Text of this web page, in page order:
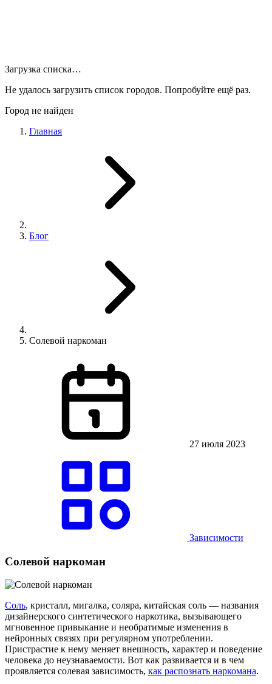
Загрузка списка…
Не удалось загрузить список городов. Попробуйте ещё раз.
Город не найден
Главная
Блог
Солевой наркоман
27 июля 2023
Зависимости
Солевой наркоман
Соль, кристалл, мигалка, соляра, китайская соль — названия
дизайнерского синтетического наркотика, вызывающего
мгновенное привыкание и необратимые изменения в
нейронных связях при регулярном употреблении.
Пристрастие к нему меняет внешность, характер и поведение
человека до неузнаваемости. Вот как развивается и в чем
проявляется солевая зависимость, как распознать наркомана.